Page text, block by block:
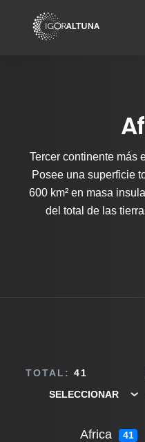
Tercer continente más
Posee una superficie
600 km² en masa
del total de las
TOTAL: 41
Africa 41